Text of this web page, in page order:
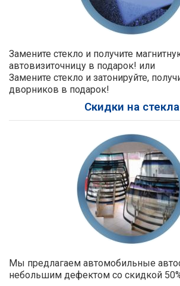
Замените стекло и получите
автовизиточницу в подарок! или
Замените стекло и затонируйте,
дворников в подарок!
Скидки на стекла
Мы предлагаем автомобильные
небольшим дефектом со скидкой